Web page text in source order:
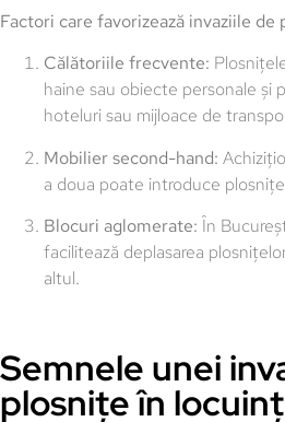
Factori care favorizează invaziile de
Călătoriile frecvente:
haine sau obiecte personale și
hoteluri sau mijloace de
Mobilier second-hand:
a doua poate introduce
Blocuri aglomerate: În
facilitează deplasarea
altul.
Semnele unei
plosnițe în